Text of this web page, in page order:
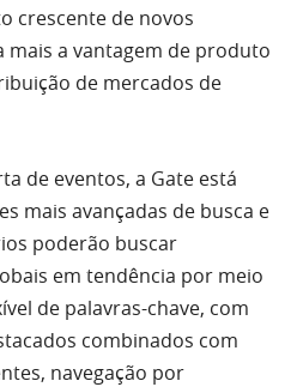
crescente de novos
mais a vantagem de produto
de mercados de
de eventos, a Gate está
mais avançadas de busca e
poderão buscar
em tendência por meio
de palavras-chave, com
combinados com
navegação por